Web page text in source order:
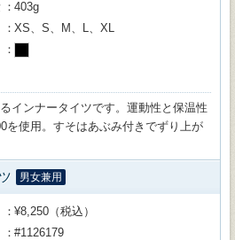
403g
XS、S、M、L、XL
インナータイツです。運動性と保温性
を使用。すそはあぶみ付きでずり上が
男女兼用
¥8,250（税込）
#1126179